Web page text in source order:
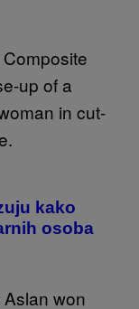
kako
osoba